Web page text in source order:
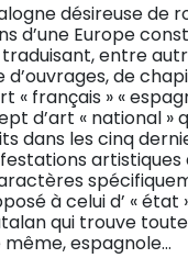
désireuse de
d’une Europe
entre
de
français » «
d’art « national »
dans les cinq
à celui d’ « état
qui trouve
espagnole…